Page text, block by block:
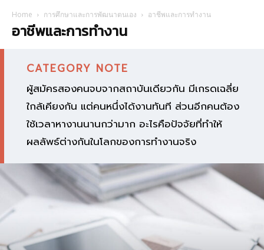
Home การศึกษาและการพัฒนาตนเอง อาชีพและการทำงาน
อาชีพและการทำงาน
CATEGORY NOTE
ผู้สมัครสองคนจบจากสถาบันเดียวกัน มีเกรดเฉลี่ย
ใกล้เคียงกัน แต่คนหนึ่งได้งานทันที ส่วนอีกคนต้อง
ใช้เวลาหางานนานกว่ามาก อะไรคือปัจจัยที่ทำให้
ผลลัพธ์ต่างกันในโลกของการทำงานจริง